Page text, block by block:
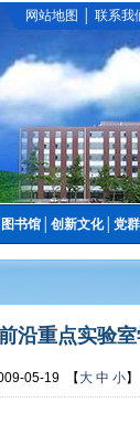
网站地图 联系我
图书馆 创新文化│ 党
沿重点实验
05-19 【 大 中 小